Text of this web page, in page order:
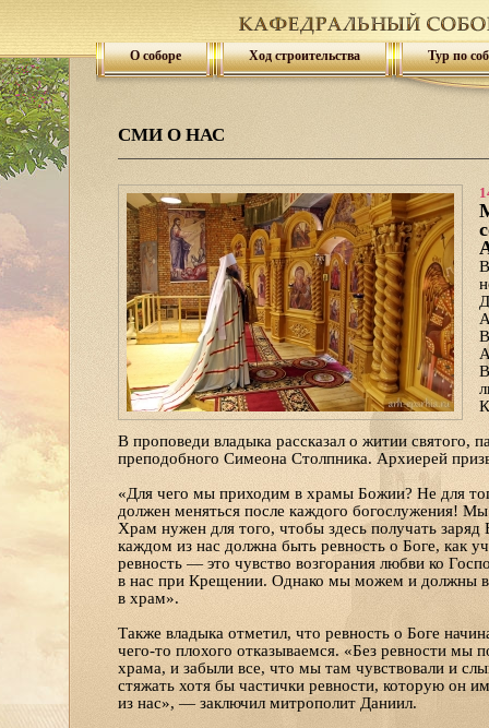
О соборе Ход строительства Тур по
СМИ О НАС
В проповеди владыка рассказал о житии святого,
преподобного Симеона Столпника. Архиерей
«Для чего мы приходим в храмы Божии? Не для
должен меняться после каждого богослужения!
Храм нужен для того, чтобы здесь получать
каждом из нас должна быть ревность о Боге, как
ревность — это чувство возгорания любви ко
в нас при Крещении. Однако мы можем и должны
в храм».
Также владыка отметил, что ревность о Боге
чего-то плохого отказываемся. «Без ревности
храма, и забыли все, что мы там чувствовали и
стяжать хотя бы частички ревности, которую он
из нас», — заключил митрополит Даниил.